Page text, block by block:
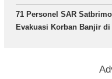
71 Personel SAR
Evakuasi Korban Banjir